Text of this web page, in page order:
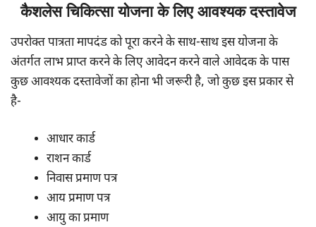
कैशलेस चिकित्सा योजना के लिए आवश्यक दस्तावेज
उपरोक्त पात्रता मापदंड को पूरा करने के साथ-साथ इस योजना के
अंतर्गत लाभ प्राप्त करने के लिए आवेदन करने वाले आवेदक के पास
कुछ आवश्यक दस्तावेजों का होना भी जरूरी है, जो कुछ इस प्रकार से
है-
आधार कार्ड
राशन कार्ड
निवास प्रमाण पत्र
आय प्रमाण पत्र
आयु का प्रमाण